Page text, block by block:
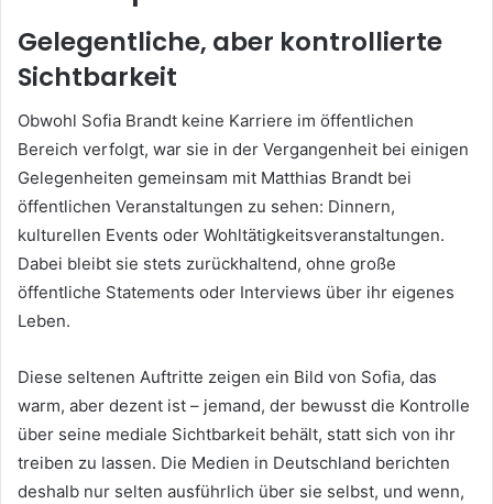
Gelegentliche, aber kontrollierte
Sichtbarkeit
Obwohl Sofia Brandt keine Karriere im öffentlichen
Bereich verfolgt, war sie in der Vergangenheit bei einigen
Gelegenheiten gemeinsam mit Matthias Brandt bei
öffentlichen Veranstaltungen zu sehen: Dinnern,
kulturellen Events oder Wohltätigkeitsveranstaltungen.
Dabei bleibt sie stets zurückhaltend, ohne große
öffentliche Statements oder Interviews über ihr eigenes
Leben.
Diese seltenen Auftritte zeigen ein Bild von Sofia, das
warm, aber dezent ist – jemand, der bewusst die Kontrolle
über seine mediale Sichtbarkeit behält, statt sich von ihr
treiben zu lassen. Die Medien in Deutschland berichten
deshalb nur selten ausführlich über sie selbst, und wenn,